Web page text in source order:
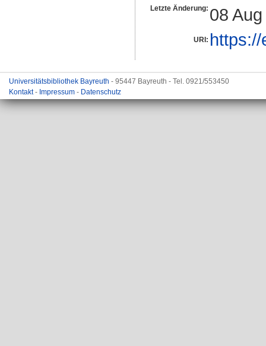
Letzte Änderung: 08
URI:
Universitätsbibliothek Bayreuth - 95447 Bayreuth - Tel. 0921/553450
Kontakt- Impressum - Datenschutz